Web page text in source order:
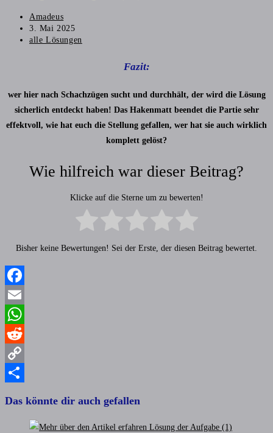
Amadeus
3. Mai 2025
alle Lösungen
Fazit:
wer hier nach Schachzügen sucht und durchhält, der wird die Lösung
sicherlich entdeckt haben! Das Hakenmatt beendet die Partie sehr
effektvoll, wie hat euch die Stellung gefallen, wer hat sie auch wirklich
komplett gelöst?
Wie hilfreich war dieser Beitrag?
Klicke auf die Sterne um zu bewerten!
Bisher keine Bewertungen! Sei der Erste, der diesen Beitrag bewertet.
Facebook
Email
WhatsApp
Reddit
Copy
Das könnte dir auch gefallen